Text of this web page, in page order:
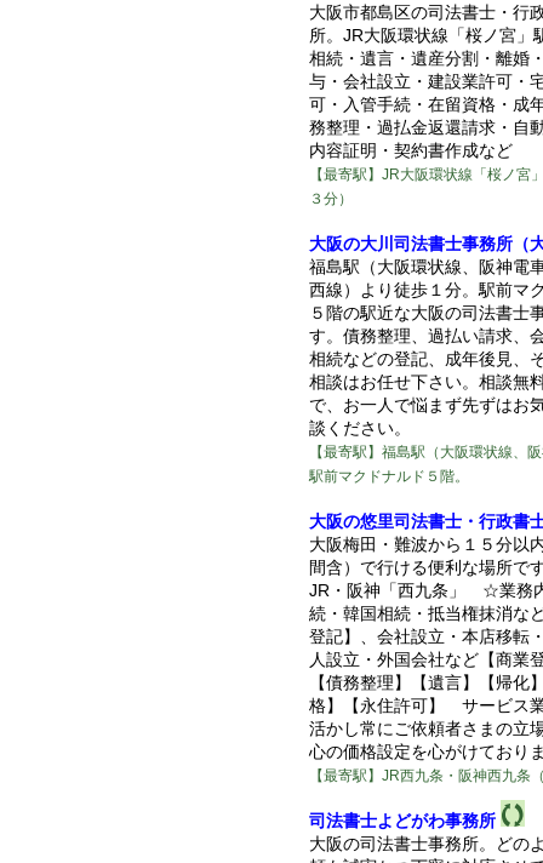
大阪市都島区の司法書士・行
所。JR大阪環状線「桜ノ宮」
相続・遺言・遺産分割・離婚
与・会社設立・建設業許可・
可・入管手続・在留資格・成
務整理・過払金返還請求・自
内容証明・契約書作成など
【最寄駅】JR大阪環状線「桜ノ宮
３分）
大阪の大川司法書士事務所（
福島駅（大阪環状線、阪神電
西線）より徒歩１分。駅前マ
５階の駅近な大阪の司法書士
す。債務整理、過払い請求、
相続などの登記、成年後見、
相談はお任せ下さい。相談無
で、お一人で悩まず先ずはお
談ください。
【最寄駅】福島駅（大阪環状線、
駅前マクドナルド５階。
大阪の悠里司法書士・行政書
大阪梅田・難波から１５分以
間含）で行ける便利な場所で
JR・阪神「西九条」 ☆業務
続・韓国相続・抵当権抹消な
登記】、会社設立・本店移転
人設立・外国会社など【商業
【債務整理】【遺言】【帰化
格】【永住許可】 サービス
活かし常にご依頼者さまの立
心の価格設定を心がけており
【最寄駅】JR西九条・阪神西九条
司法書士よどがわ事務所
大阪の司法書士事務所。どの